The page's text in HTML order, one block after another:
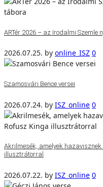
ARTér 2026 – az Irodalmi Szemle
2026.07.25. by online_ISZ 0
Szamosvári Bence versei
2026.07.24. by ISZ_online 0
Akrilmesék, amelyek
illusztrátorral
2026.07.22. by ISZ_online 0